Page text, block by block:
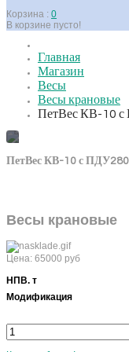
Корзина : 0
В корзине пусто!
Главная
Магазин
Весы
Весы крановые
ПетВес КВ-10
ПетВес КВ-10 с ПДУ280
Весы крановые
Цена: 65000 руб
НПВ. т
Модификация